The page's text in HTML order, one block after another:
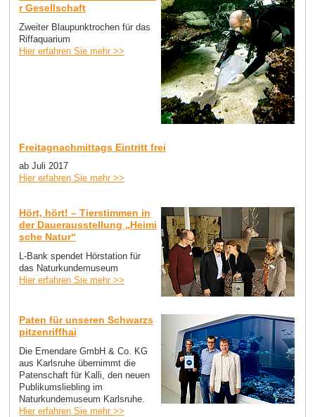
r Gesellschaft
Zweiter Blaupunktrochen für das
Riffaquarium
Hier erfahren Sie mehr >>
Freitagnachmittags Eintritt frei
ab Juli 2017
Hier erfahren Sie mehr >>
Hört, hört! – Tierstimmen in
der Dauerausstellung „Heimi
sche Natur“
L-Bank spendet Hörstation für
das Naturkundemuseum
Hier erfahren Sie mehr >>
Paten für unseren Schwarzs
pitzenriffhai
Die Emendare GmbH & Co. KG
aus Karlsruhe übernimmt die
Patenschaft für Kalli, den neuen
Publikumsliebling im
Naturkundemuseum Karlsruhe.
Hier erfahren Sie mehr >>